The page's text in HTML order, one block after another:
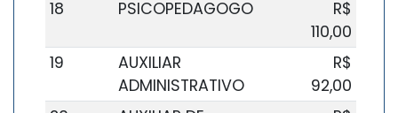
18
PSICOPEDAGOGO
R$
110,00
19
AUXILIAR
ADMINISTRATIVO
R$
92,00